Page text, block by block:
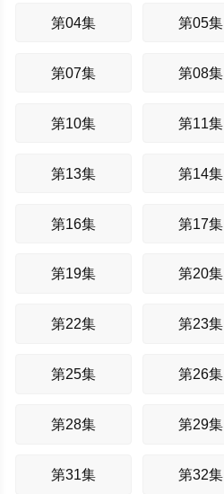
第04集 第05集
第07集 第08集
第10集 第11集
第13集 第14集
第16集 第17集
第19集 第20集
第22集 第23集
第25集 第26集
第28集 第29集
第31集 第32集